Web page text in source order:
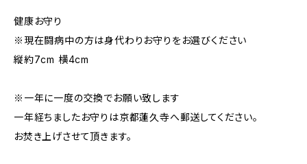
健康お守り
※現在闘病中の方は身代わりお守りをお選びください
縦約7cm 横4cm
※一年に一度の交換でお願い致します
一年経ちましたお守りは京都蓮久寺へ郵送してください。
お焚き上げさせて頂きます。